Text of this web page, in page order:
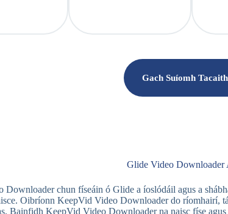
Gach Suíomh
Glide Video Downloader
chun físeáin ó Glide a íoslódáil agus a
Oibríonn KeepVid Video Downloader do ríomhairí,
Bainfidh KeepVid Video Downloader na naisc físe